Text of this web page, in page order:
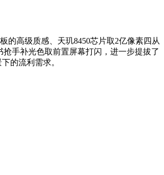
的高级质感、天玑8450芯片取2亿像素四从
手补光色取前置屏幕打闪，进一步提拔了
的流利需求。